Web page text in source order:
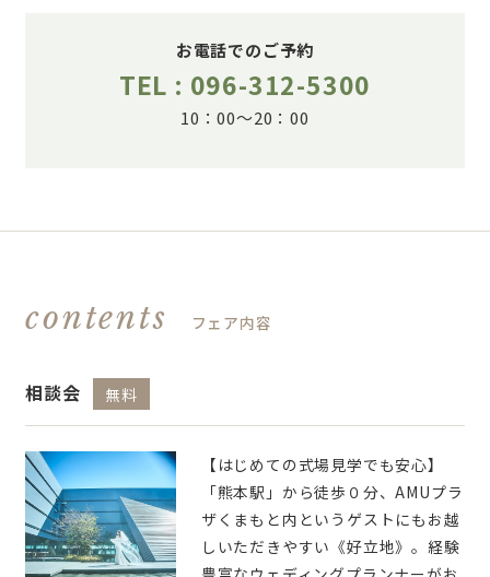
お電話でのご予約
TEL : 096-312-5300
10：00～20：00
contents フェア内容
相談会 無料
【はじめての式場見学でも安心】
「熊本駅」から徒歩０分、AMUプラ
ザくまもと内というゲストにもお越
しいただきやすい《好立地》。経験